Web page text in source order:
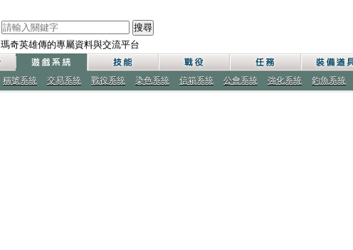
瑪奇英雄傳的專屬資料與交流平台
搜尋
稱號系統 交易系統 戰役系統 染色系統 信箱系統 公會系統 強化系統 釣魚系統